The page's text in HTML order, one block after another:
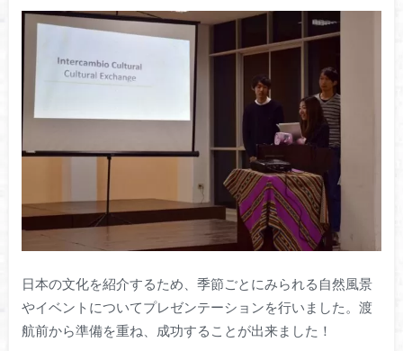
日本の文化を紹介するため、季節ごとにみられる自然風景
やイベントについてプレゼンテーションを行いました。渡
航前から準備を重ね、成功することが出来ました！